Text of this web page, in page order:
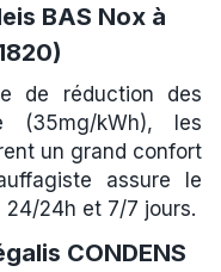
BAS Nox à
de réduction des
(35mg/kWh), les
un grand confort
assure le
24h et 7/7 jours.
CONDENS